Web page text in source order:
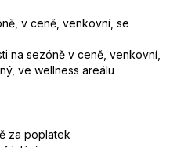
v ceně, venkovní, se
na sezóně v ceně, venkovní,
ve wellness areálu
za poplatek